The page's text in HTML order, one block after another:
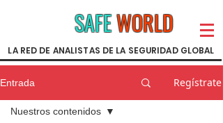
SAFEWORLD
LA RED DE ANALISTAS DE LA SEGURIDAD GLOBAL
Entrada Regístrate
Nuestros contenidos